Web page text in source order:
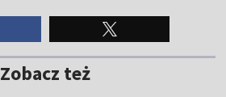
Zobacz też